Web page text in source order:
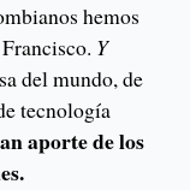
hemos
Y
del mundo, de
tecnología
aporte de los